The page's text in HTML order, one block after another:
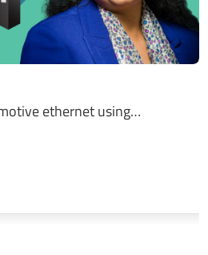
ethernet using…